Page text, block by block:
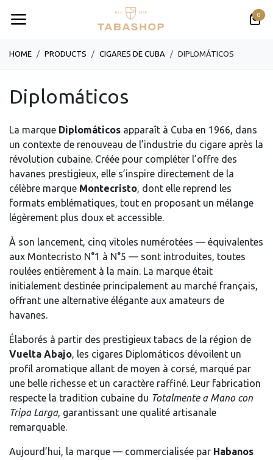
0
HOME PRODUCTS CIGARES DE CUBA DIPLOMÁTICOS
Diplomáticos
La marque Diplomáticos apparaît à Cuba en 1966, dans
un contexte de renouveau de l’industrie du cigare après la
révolution cubaine. Créée pour compléter l’offre des
havanes prestigieux, elle s’inspire directement de la
célèbre marque Montecristo, dont elle reprend les
formats emblématiques, tout en proposant un mélange
légèrement plus doux et accessible.
À son lancement, cinq vitoles numérotées — équivalentes
aux Montecristo N°1 à N°5 — sont introduites, toutes
roulées entièrement à la main. La marque était
initialement destinée principalement au marché français,
offrant une alternative élégante aux amateurs de
havanes.
Élaborés à partir des prestigieux tabacs de la région de
Vuelta Abajo, les cigares Diplomáticos dévoilent un
profil aromatique allant de moyen à corsé, marqué par
une belle richesse et un caractère raffiné. Leur fabrication
respecte la tradition cubaine du Totalmente a Mano con
Tripa Larga, garantissant une qualité artisanale
remarquable.
Aujourd’hui, la marque — commercialisée par Habanos